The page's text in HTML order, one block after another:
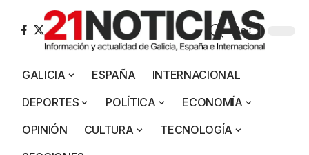
Aa
GALICIA ESPAÑA
INTERNACIONAL
DEPORTES
POLÍTICA
ECONOMÍA
OPINIÓN
CULTURA
TECNOLOGÍA